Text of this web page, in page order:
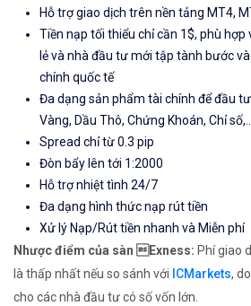
Hỗ trợ giao dịch trên nền tảng MT4,
Tiền nạp tối thiểu chỉ cần 1$, phù
lẻ và nhà đầu tư mới tập tành bước
chính quốc tế
Đa dạng sản phẩm tài chính để đầu
Vàng, Dầu Thô, Chứng Khoán, Chỉ
Spread chỉ từ 0.3 pip
Đòn bẩy lên tới 1:2000
Hỗ trợ nhiệt tình 24/7
Đa dạng hình thức nạp rút tiền
Xử lý Nạp/Rút tiền nhanh và Miễn phí
Nhược điểm của sàn Exness: Phí giao
là thấp nhất nếu so sánh với ICMarkets,
cho các nhà đầu tư có số vốn lớn.